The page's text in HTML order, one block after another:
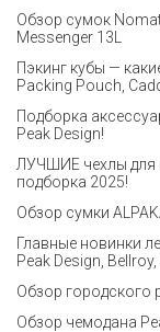
Обзор сумок
Messenger 13L
Пэкинг кубы —
Packing Pouch,
Подборка
Peak Design!
ЛУЧШИЕ чехлы для
подборка 2025!
Обзор сумки
Главные новинки
Peak Design, Bellroy,
Обзор городского
Обзор чемодана